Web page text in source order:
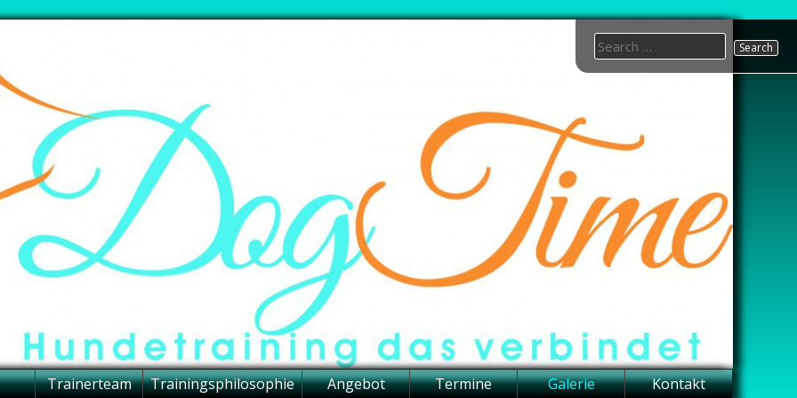
Trainerteam Trainingsphilosophie Angebot Termine Galerie Kontakt
Search
for: